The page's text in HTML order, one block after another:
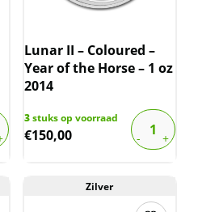
Lunar II – Coloured –
Year of the Horse – 1 oz
2014
3stuks op voorraad
€150,00
Zilver